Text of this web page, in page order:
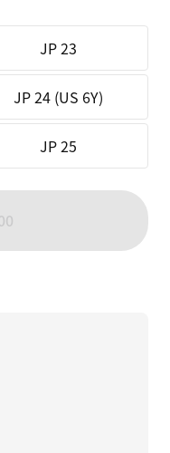
JP 23
JP 24 (US 6Y)
JP 25